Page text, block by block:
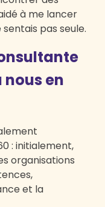
à me lancer
pas seule.
en
: initialement,
organisations
et la